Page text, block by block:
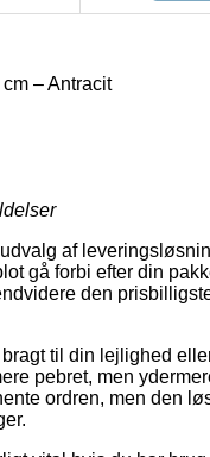
– Antracit
af
gå forbi efter din
den
til din lejlighed
pebret, men
ordren, men den